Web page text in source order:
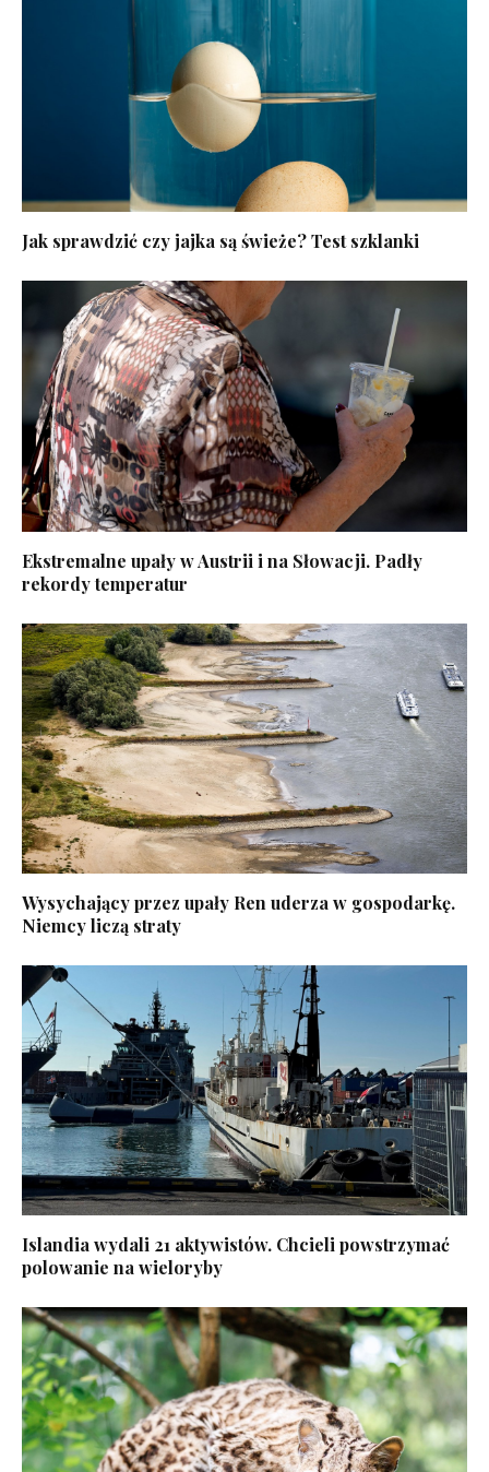
Jak sprawdzić czy jajka są świeże? Test szklanki
Ekstremalne upały w Austrii i na Słowacji. Padły
rekordy temperatur
Wysychający przez upały Ren uderza w gospodarkę.
Niemcy liczą straty
Islandia wydali 21 aktywistów. Chcieli powstrzymać
polowanie na wieloryby